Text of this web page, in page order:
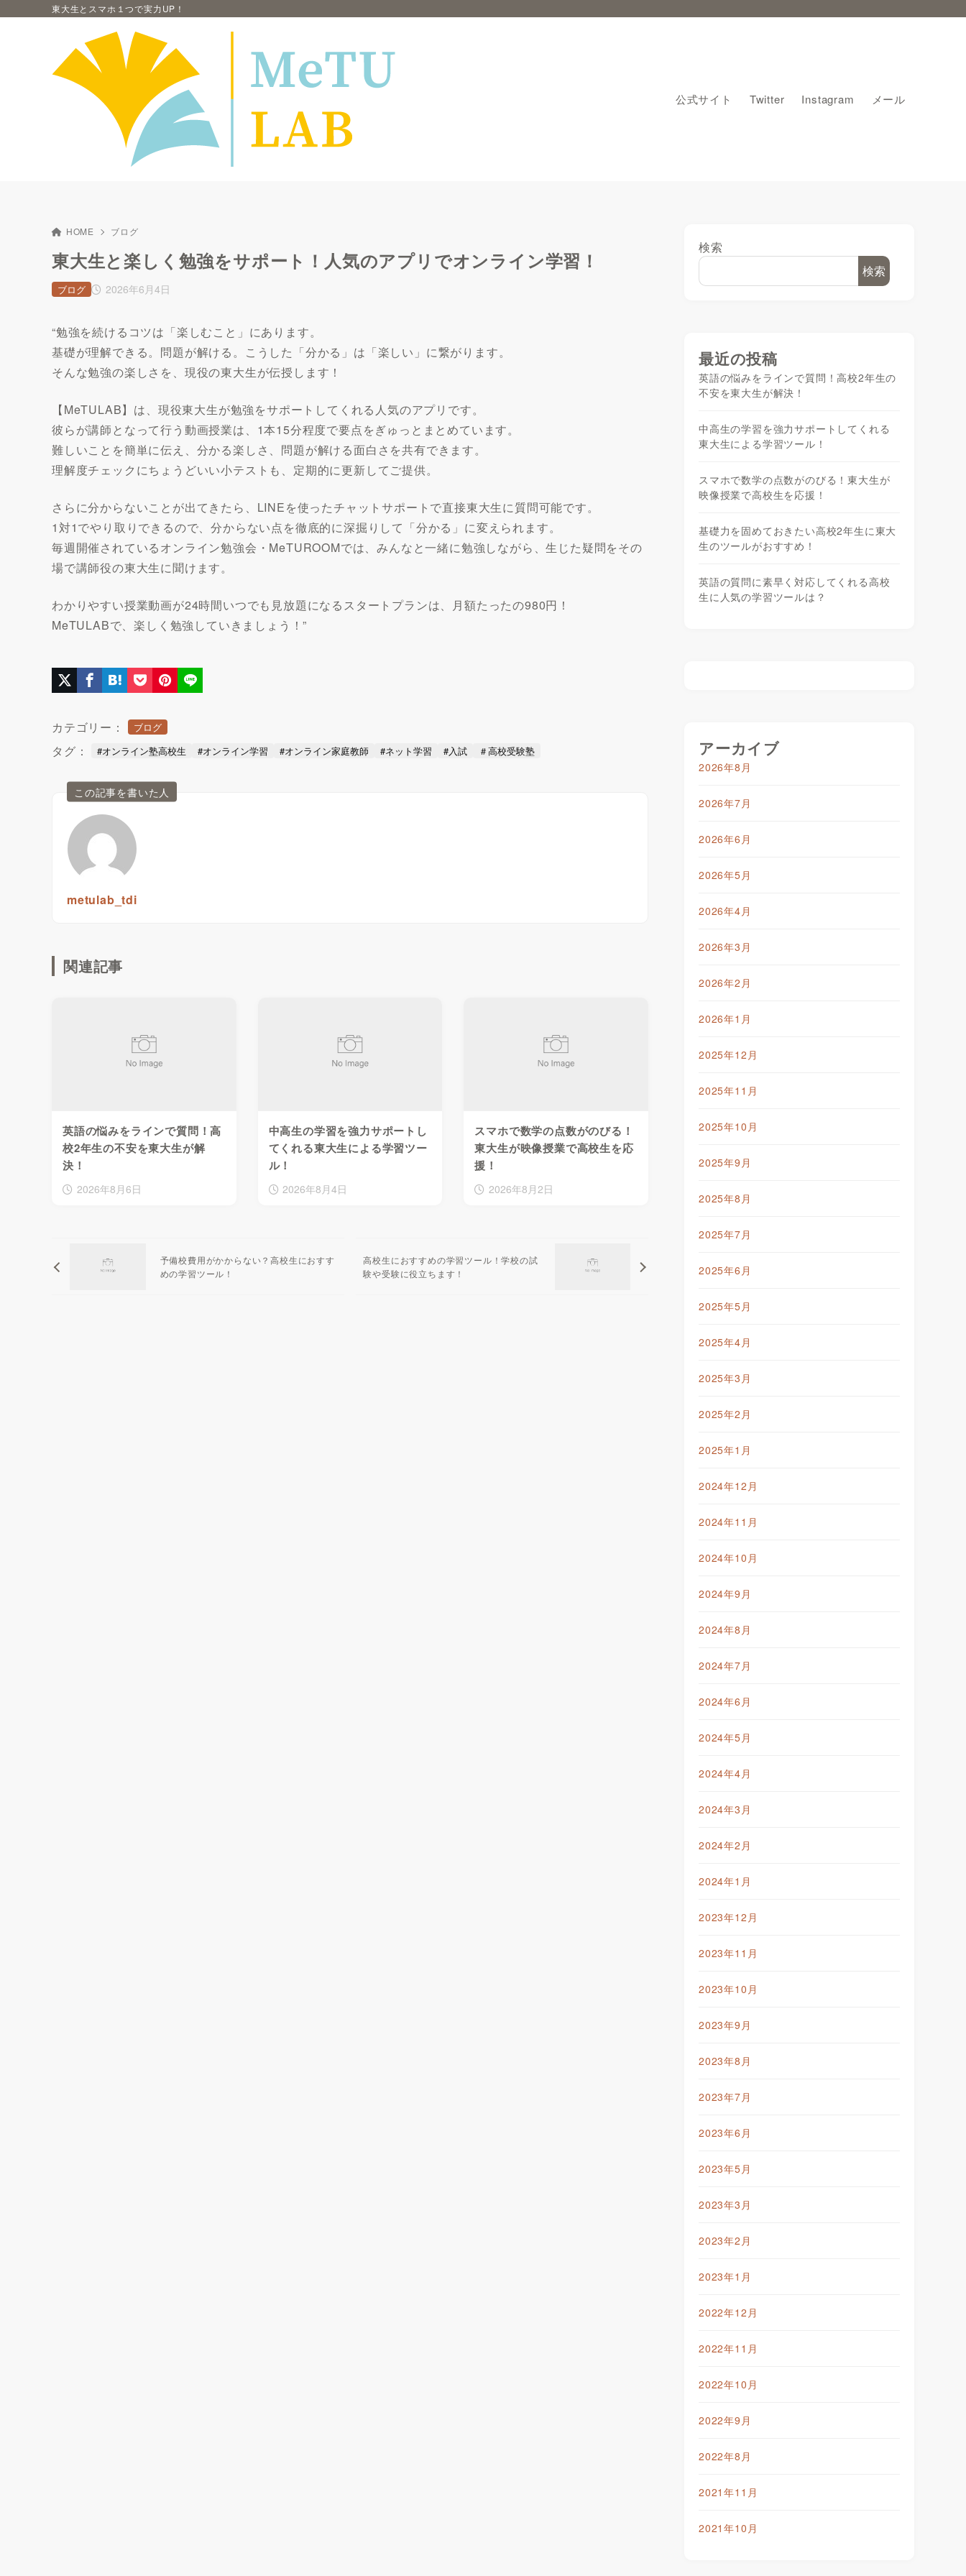
東大生とスマホ１つで実力UP！
公式サイト Twitter Instagram メール
HOME ブログ
東大生と楽しく勉強をサポート！人気のアプリでオンライン学習！
2026年6月4日
ブログ
“勉強を続けるコツは「楽しむこと」にあります。
基礎が理解できる。問題が解ける。こうした「分かる」は「楽しい」に繋がります。
そんな勉強の楽しさを、現役の東大生が伝授します！
【MeTULAB】は、現役東大生が勉強をサポートしてくれる人気のアプリです。
彼らが講師となって行う動画授業は、1本15分程度で要点をぎゅっとまとめています。
難しいことを簡単に伝え、分かる楽しさ、問題が解ける面白さを共有できます。
理解度チェックにちょうどいい小テストも、定期的に更新してご提供。
さらに分からないことが出てきたら、LINEを使ったチャットサポートで直接東大生に質問可能です。
1対1でやり取りできるので、分からない点を徹底的に深掘りして「分かる」に変えられます。
毎週開催されているオンライン勉強会・MeTUROOMでは、みんなと一緒に勉強しながら、生じた疑問をその
場で講師役の東大生に聞けます。
わかりやすい授業動画が24時間いつでも見放題になるスタートプランは、月額たったの980円！
MeTULABで、楽しく勉強していきましょう！”
カテゴリー： ブログ
タグ： #オンライン塾高校生 #オンライン学習 #オンライン家庭教師 #ネット学習 #入試 ＃高校受験塾
この記事を書いた人
metulab_tdi
関連記事
英語の悩みをラインで質問！高
校2年生の不安を東大生が解
決！
2026年8月6日
中高生の学習を強力サポートし
てくれる東大生による学習ツー
ル！
2026年8月4日
スマホで数学の点数がのびる！
東大生が映像授業で高校生を応
援！
2026年8月2日
予備校費用がかからない？高校生におすす
めの学習ツール！
高校生におすすめの学習ツール！学校の試
験や受験に役立ちます！
検索
検索
最近の投稿
英語の悩みをラインで質問！高校2年生の
不安を東大生が解決！
中高生の学習を強力サポートしてくれる
東大生による学習ツール！
スマホで数学の点数がのびる！東大生が
映像授業で高校生を応援！
基礎力を固めておきたい高校2年生に東大
生のツールがおすすめ！
英語の質問に素早く対応してくれる高校
生に人気の学習ツールは？
アーカイブ
2026年8月
2026年7月
2026年6月
2026年5月
2026年4月
2026年3月
2026年2月
2026年1月
2025年12月
2025年11月
2025年10月
2025年9月
2025年8月
2025年7月
2025年6月
2025年5月
2025年4月
2025年3月
2025年2月
2025年1月
2024年12月
2024年11月
2024年10月
2024年9月
2024年8月
2024年7月
2024年6月
2024年5月
2024年4月
2024年3月
2024年2月
2024年1月
2023年12月
2023年11月
2023年10月
2023年9月
2023年8月
2023年7月
2023年6月
2023年5月
2023年3月
2023年2月
2023年1月
2022年12月
2022年11月
2022年10月
2022年9月
2022年8月
2021年11月
2021年10月